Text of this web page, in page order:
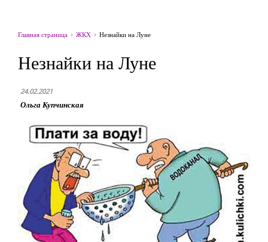
Главная страница ЖКХ Незнайки на Луне
Незнайки на Луне
24.02.2021
Ольга Купчинская